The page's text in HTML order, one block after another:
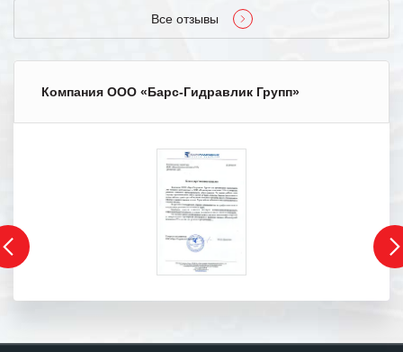
Все отзывы
Компания ООО «Барс-Гидравлик Групп»